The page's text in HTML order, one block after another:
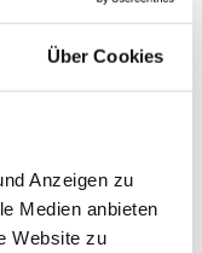
Über Cookies
Anzeigen zu
Medien anbieten
Website zu
vielen anderen,